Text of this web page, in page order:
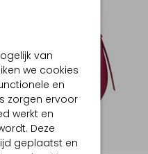
van
we cookies
en
zorgen ervoor
werkt en
Deze
geplaatst en
Nieuw